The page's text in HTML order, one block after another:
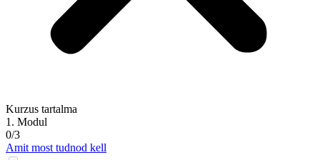
Kurzus tartalma
1. Modul
0/3
Amit most tudnod kell